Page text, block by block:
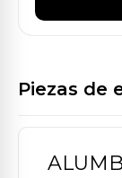
Piezas de